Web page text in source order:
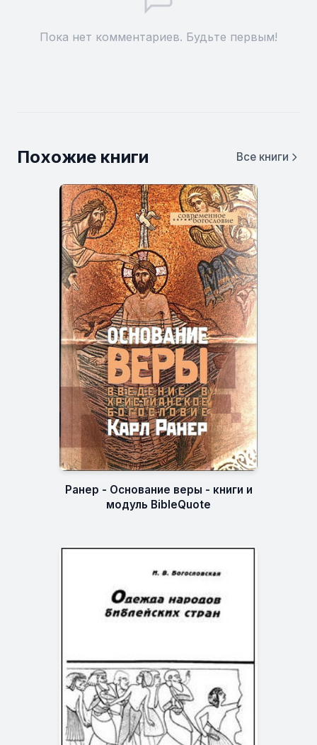
Пока нет комментариев. Будьте первым!
Похожие книги Все книги
Ранер - Основание веры - книги и
модуль BibleQuote